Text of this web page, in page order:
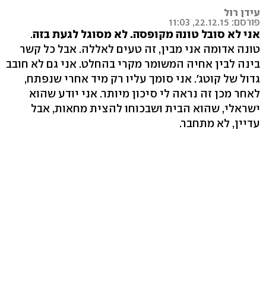
עידן רול
פורסם: 22.12.15, 11:03
אני לא סובל טונה מקופסה. לא מסוגל לגעת בזה.
טונה אדומה אני מבין, זה טעים לאללה. אבל כל קשר
בינה לבין אחיה המשומר מקרי בהחלט. אני גם לא חובב
גדול של קוטג׳. אני סומך עליו רק מיד אחרי שנפתח,
לאחר מכן זה נראה לי סיכון מיותר. אני יודע שהוא
ישראלי, שהוא הבית ושבכוחו להצית מחאות, אבל
עדיין, לא מתחבר.